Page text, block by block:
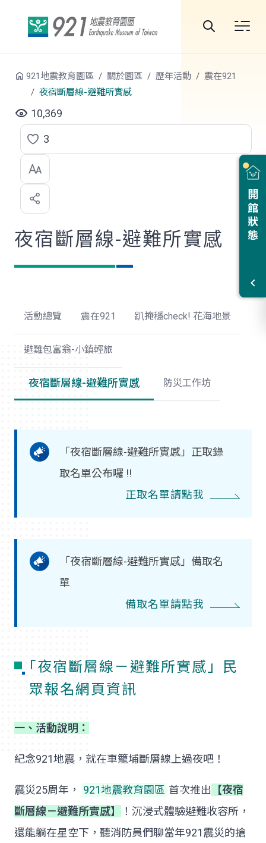
站
開館狀態
921地震教育園區 關於園區 歷年活動
震在921
夜宿斷層線-避難所實感
10,369
點
選
喜
歡
3
夜宿斷層線-避難所實感
活動總覽 震在921 趴掩穩check! 花海地景
避難包富翁-小鎮輕旅
夜宿斷層線-避難所實感 防災工作坊
「夜宿斷層線-避難所實感」正取錄
取名單公布囉 !!
正取名單請點我
「夜宿斷層線-避難所實感」備取名
單
備取名單請點我
｢夜宿斷層線－避難所實感」民
眾報名網頁資訊
一、活動說明：
紀念921地震，就在車籠埔斷層線上過夜吧！
震災25周年， 921地震教育園區 首次推出
【夜宿
斷層線－避難所實感】
！沉浸式體驗避難收容所，
還能躺在星空下，聽消防員們聊當年921震災的搶